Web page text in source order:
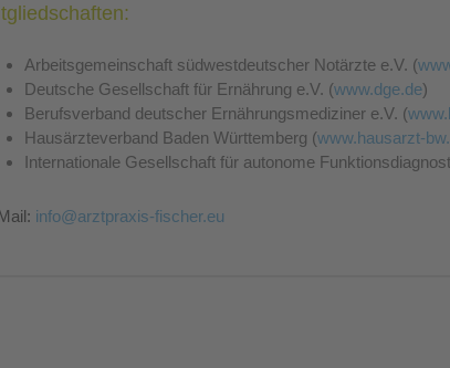
Arbeitsgemeinschaft südwestdeutscher Notärzte e.V. (
Deutsche Gesellschaft für Ernährung e.V. (www.dge.de)
Berufsverband deutscher Ernährungsmediziner e.V. (
Hausärzteverband Baden Württemberg (www.hausarzt-
Internationale Gesellschaft für autonome
info@arztpraxis-fischer.eu